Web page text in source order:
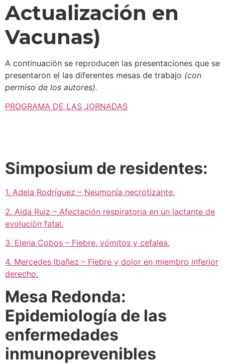
Actualización en
Vacunas)
A continuación se reproducen las presentaciones que se
presentaron el las diferentes mesas de trabajo (con
permiso de los autores).
PROGRAMA DE LAS JORNADAS
Simposium de residentes:
1. Adela Rodríguez – Neumonía necrotizante.
2. Aida Ruiz – Afectación respiratoria en un lactante de
evolución fatal.
3. Elena Cobos – Fiebre, vómitos y cefalea.
4. Mercedes Ibañez – Fiebre y dolor en miembro inferior
derecho.
Mesa Redonda:
Epidemiología de las
enfermedades
inmunoprevenibles